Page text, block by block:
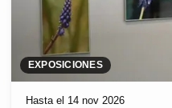
EXPOSICIONES
Hasta el 14 nov 2026